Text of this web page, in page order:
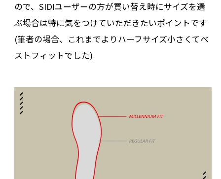
ので、SIDIユーザーの方が買い替え時にサイズを選
ぶ場合は特に気をつけていただきたいポイントです
(筆者の場合、これまでよりハーフサイズ小さくてベ
ストフィットでした)